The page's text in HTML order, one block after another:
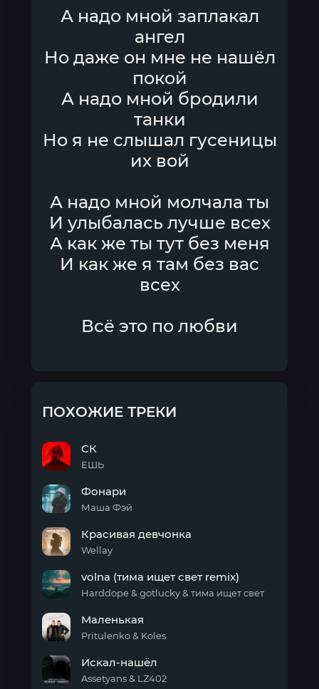
А надо мной заплакал
ангел
Но даже он мне не нашёл
покой
А надо мной бродили
танки
Но я не слышал гусеницы
их вой
А надо мной молчала ты
И улыбалась лучше всех
А как же ты тут без меня
И как же я там без вас
всех
Всё это по любви
ПОХОЖИЕ ТРЕКИ
СК
ЕШЬ
Фонари
Маша Фэй
девчонка
Красивая девчонка
Wellay
(тима
ищет
remix)
volna (тима ищет свет remix)
Harddope & gotlucky & тима ищет свет
Маленькая
Pritulenko & Koles
Искал-нашёл
Assetyans & LZ402